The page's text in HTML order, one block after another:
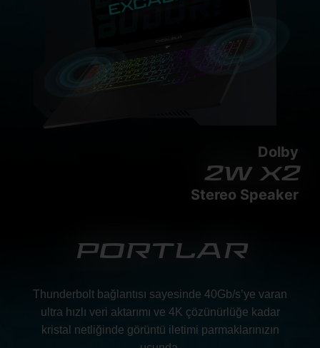
Dolby
2w x2
Stereo Speaker
PORTLAR
Thunderbolt bağlantısı sayesinde 40Gb/s’ye varan
ultra hızlı veri aktarımı ve 4K çözünürlüğe kadar
kristal netliğinde görüntü iletimi parmaklarınızın